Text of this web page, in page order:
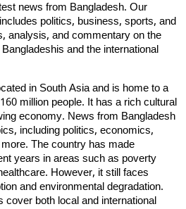
news from Bangladesh. Our
politics, business, sports, and
analysis, and commentary on the
and the international
in South Asia and is home to a
million people. It has a rich cultural
economy. News from Bangladesh
including politics, economics,
The country has made
years in areas such as poverty
However, it still faces
and environmental degradation.
cover both local and international